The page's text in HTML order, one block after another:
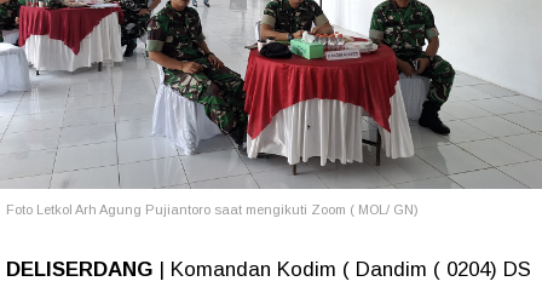
Foto Letkol Arh Agung Pujiantoro saat mengikuti Zoom ( MOL/ GN)
DELISERDANG | Komandan Kodim ( Dandim ( 0204) DS